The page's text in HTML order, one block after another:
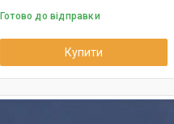
Готово до відправки
Купити